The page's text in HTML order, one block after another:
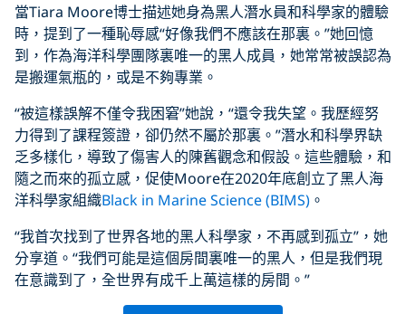
當Tiara Moore博士描述她身為黑人潛水員和科學家的體驗
時，提到了一種恥辱感“好像我們不應該在那裏。”她回憶
到，作為海洋科學團隊裏唯一的黑人成員，她常常被誤認為
是搬運氣瓶的，或是不夠專業。
“被這樣誤解不僅令我困窘”她說，“還令我失望。我歷經努
力得到了課程簽證，卻仍然不屬於那裏。”潛水和科學界缺
乏多樣化，導致了傷害人的陳舊觀念和假設。這些體驗，和
隨之而來的孤立感，促使Moore在2020年底創立了黑人海
洋科學家組織Black in Marine Science (BIMS) 。
“我首次找到了世界各地的黑人科學家，不再感到孤立”，她
分享道。“我們可能是這個房間裏唯一的黑人，但是我們現
在意識到了，全世界有成千上萬這樣的房間。”